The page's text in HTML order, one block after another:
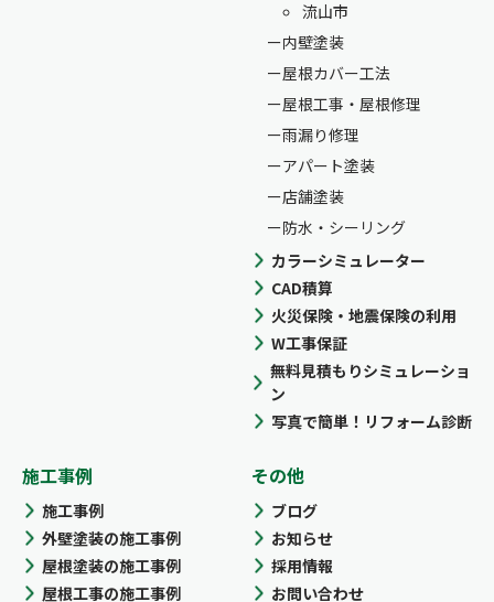
流山市
内壁塗装
屋根カバー工法
屋根工事・屋根修理
雨漏り修理
アパート塗装
店舗塗装
防水・シーリング
カラーシミュレーター
CAD積算
火災保険・地震保険の利用
W工事保証
無料見積もりシミュレーショ
ン
写真で簡単！リフォーム診断
施工事例
施工事例
外壁塗装の施工事例
屋根塗装の施工事例
屋根工事の施工事例
その他
ブログ
お知らせ
採用情報
お問い合わせ